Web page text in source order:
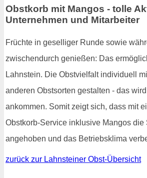
Obstkorb mit Mangos - tolle
Unternehmen und Mitarbeiter
Früchte in geselliger Runde sowie
zwischendurch genießen: Das
Lahnstein. Die Obstvielfalt individuell
anderen Obstsorten gestalten - das
ankommen. Somit zeigt sich, dass mit
Obstkorb-Service inklusive Mangos die
angehoben und das Betriebsklima
zurück zur Lahnsteiner Obst-Übersicht